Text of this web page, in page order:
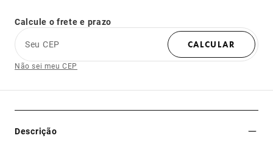
Calcule o frete e prazo
Seu CEP
CALCULAR
Não sei meu CEP
Descrição